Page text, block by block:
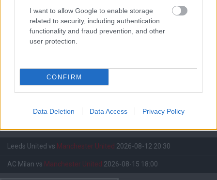
I want to allow Google to enable storage
related to security, including authentication
functionality and fraud prevention, and other
user protection.
CONFIRM
Data Deletion Data Access Privacy Policy
Meccs Center
Paris Saint-Germain
Felkészülési szezon 4. mérkőzés
Nya Ullevi, Göteborg
Leeds United vs Manchester United 2026-08-12 20:30
AC Milan vs Manchester United 2026-08-15 18:00